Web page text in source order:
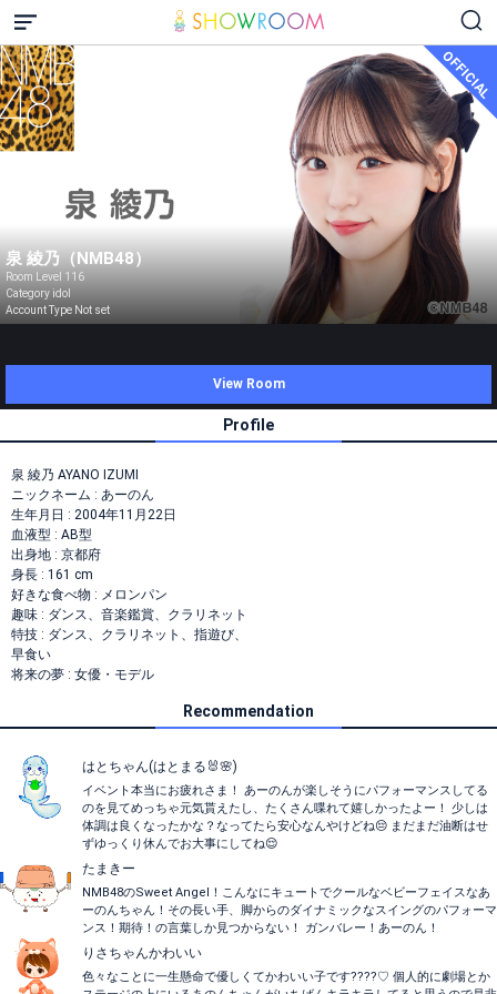
OFFICIAL
泉 綾乃（NMB48）
Room Level 116
Category idol
Account Type Not set
View Room
Profile
泉 綾乃 AYANO IZUMI
ニックネーム : あーのん
生年月日 : 2004年11月22日
血液型 : AB型
出身地 : 京都府
身長 : 161 cm
好きな食べ物 : メロンパン
趣味 : ダンス、音楽鑑賞、クラリネット
特技 : ダンス、クラリネット、指遊び、
早食い
将来の夢 : 女優・モデル
Recommendation
はとちゃん(はとまる🐰🌸)
イベント本当にお疲れさま！ あーのんが楽しそうにパフォーマンスしてる
のを見てめっちゃ元気貰えたし、たくさん喋れて嬉しかったよー！ 少しは
体調は良くなったかな？なってたら安心なんやけどね😔 まだまだ油断はせ
ずゆっくり休んでお大事にしてね😌
たまきー
NMB48のSweet Angel！こんなにキュートでクールなベビーフェイスなあ
ーのんちゃん！その長い手、脚からのダイナミックなスイングのパフォーマ
ンス！期待！の言葉しか見つからない！ ガンバレー！あーのん！
りさちゃんかわいい
色々なことに一生懸命で優しくてかわいい子です????♡ 個人的に劇場とか